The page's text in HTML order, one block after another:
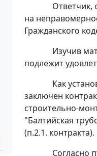
Ответчик,
на
Гражданского
Изучив
подлежит
Как
заключен
строительно-
"Балтийская
(п.2.1. контракта).
Согласно